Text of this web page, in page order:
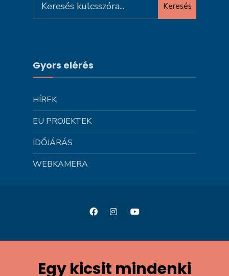
for:
Keresés
Gyors elérés
HÍREK
EU PROJEKTEK
IDŐJÁRÁS
WEBKAMERA
Egy kicsit mindenki